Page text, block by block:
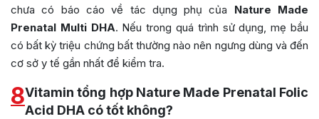
chưa có báo cáo về tác dụng phụ của Nature Made
Prenatal Multi DHA. Nếu trong quá trình sử dụng, mẹ bầu
có bất kỳ triệu chứng bất thường nào nên ngưng dùng và đến
cơ sở y tế gần nhất để kiểm tra.
8Vitamin tổng hợp Nature Made Prenatal Folic
Acid DHA có tốt không?